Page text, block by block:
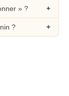
» ?
?